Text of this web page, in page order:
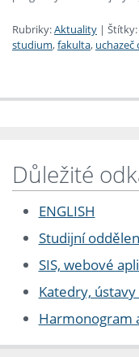
Rubriky:Aktuality | Štítky:
studium,fakulta, uchazeč
Důležité
ENGLISH
Studijní
SIS, webové
Katedry,
Harmonogram